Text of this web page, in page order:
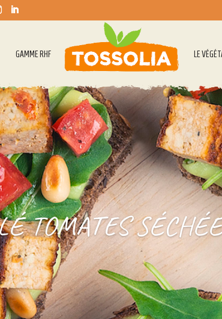
GAMME RHF LE
TOMATES